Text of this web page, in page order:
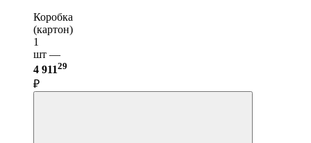
Коробка
(картон)
1
шт —
4 91129
₽